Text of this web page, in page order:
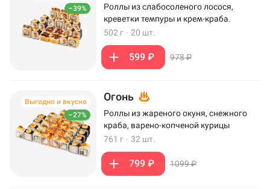
–39%
Роллы из слабосоленого лосося,
креветки темпуры и крем-краба.
502 г · 20 шт.
599 ₽ 978 ₽
–27%
Выгодно и вкусно Огонь
Роллы из жареного окуня, снежного
краба, варено-копченой курицы
761 г · 32 шт.
799 ₽ 1099 ₽